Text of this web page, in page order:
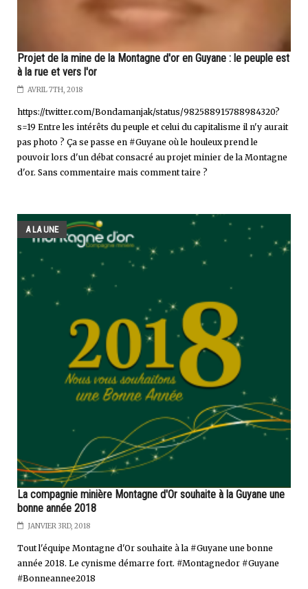
Projet de la mine de la Montagne d'or en Guyane : le peuple est
à la rue et vers l'or
AVRIL 7TH, 2018
https://twitter.com/Bondamanjak/status/982588915788984320?
s=19 Entre les intérêts du peuple et celui du capitalisme il n'y aurait
pas photo ? Ça se passe en #Guyane où le houleux prend le
pouvoir lors d'un débat consacré au projet minier de la Montagne
d'or. Sans commentaire mais comment taire ?
A LA UNE
La compagnie minière Montagne d'Or souhaite à la Guyane une
bonne année 2018
JANVIER 3RD, 2018
Tout l'équipe Montagne d'Or souhaite à la #Guyane une bonne
année 2018. Le cynisme démarre fort. #Montagnedor #Guyane
#Bonneannee2018